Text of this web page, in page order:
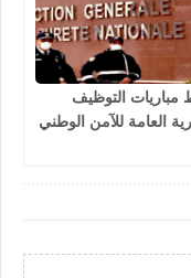
التوظيف
العامة للآمن الوطني